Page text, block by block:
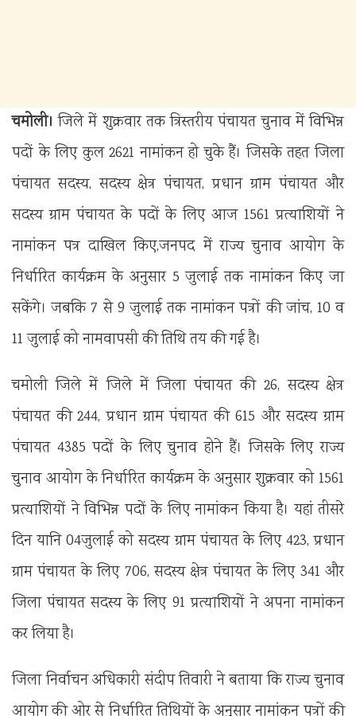
चमोली। जिले में शुक्रवार तक त्रिस्तरीय पंचायत चुनाव में विभिन्न
पदों के लिए कुल 2621 नामांकन हो चुके हैं। जिसके तहत जिला
पंचायत सदस्य, सदस्य क्षेत्र पंचायत, प्रधान ग्राम पंचायत और
सदस्य ग्राम पंचायत के पदों के लिए आज 1561 प्रत्याशियों ने
नामांकन पत्र दाखिल किए,जनपद में राज्य चुनाव आयोग के
निर्धारित कार्यक्रम के अनुसार 5 जुलाई तक नामांकन किए जा
सकेंगे। जबकि 7 से 9 जुलाई तक नामांकन पत्रों की जांच, 10 व
11 जुलाई को नामवापसी की तिथि तय की गई है।
चमोली जिले में जिले में जिला पंचायत की 26, सदस्य क्षेत्र
पंचायत की 244, प्रधान ग्राम पंचायत की 615 और सदस्य ग्राम
पंचायत 4385 पदों के लिए चुनाव होने हैं। जिसके लिए राज्य
चुनाव आयोग के निर्धारित कार्यक्रम के अनुसार शुक्रवार को 1561
प्रत्याशियों ने विभिन्न पदों के लिए नामांकन किया है। यहां तीसरे
दिन यानि 04जुलाई को सदस्य ग्राम पंचायत के लिए 423, प्रधान
ग्राम पंचायत के लिए 706, सदस्य क्षेत्र पंचायत के लिए 341 और
जिला पंचायत सदस्य के लिए 91 प्रत्याशियों ने अपना नामांकन
कर लिया है।
जिला निर्वाचन अधिकारी संदीप तिवारी ने बताया कि राज्य चुनाव